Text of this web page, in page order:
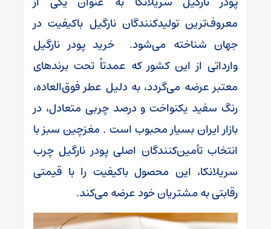
معروف‌ترین تولیدکنندگان نارگیل باکیفیت در
جهان شناخته می‌شود. خرید پودر نارگیل
وارداتی از این کشور که عمدتاً تحت برندهای
معتبر عرضه می‌گردد، به دلیل عطر فوق‌العاده،
رنگ سفید یکنواخت و درصد چربی متعادل، در
بازار ایران بسیار محبوب است . مغزچین سبز با
انتخاب تأمین‌کنندگان اصلی پودر نارگیل چرب
سریلانکا، این محصول باکیفیت را با قیمتی
رقابتی به مشتریان خود عرضه می‌کند.